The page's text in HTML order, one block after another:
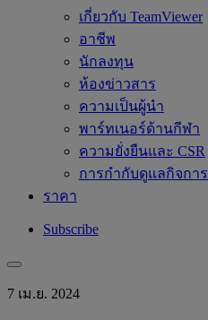
เกี่ยวกับ TeamViewer
อาชีพ
นักลงทุน
ห้องข่าวสาร
ความเป็นผู้นำ
พาร์ทเนอร์ด้านกีฬา
ความยั่งยืนและ CSR
การกำกับดูแลกิจการ
ราคา
Subscribe
7 เม.ย. 2024